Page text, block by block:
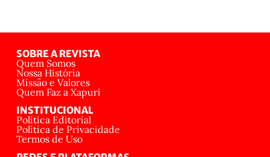
SOBRE A REVISTA
Quem Somos
Nossa História
Missão e Valores
Quem Faz a Xapuri
INSTITUCIONAL
Política Editorial
Política de Privacidade
Termos de Uso